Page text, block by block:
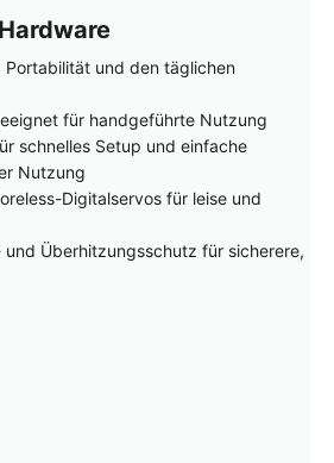
Portabilität und den täglichen
für handgeführte Nutzung
schnelles Setup und einfache
Nutzung
Digitalservos für leise und
und Überhitzungsschutz für sicherere,